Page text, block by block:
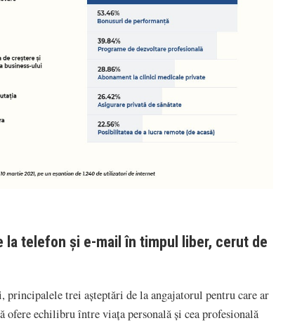
la telefon și e-mail în timpul liber, cerut de
principalele trei așteptări de la angajatorul pentru care ar
echilibru între viața personală și cea profesională